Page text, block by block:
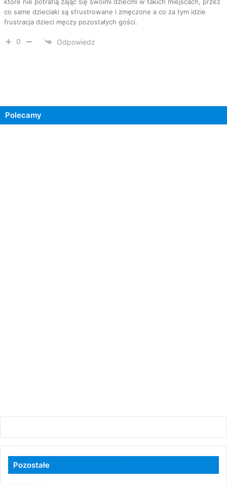
co same dzieciaki są sfrustrowane i zmęczone a co za tym idzie
frustracja dzieci męczy pozostałych gości.
0 Odpowiedz
Polecamy
Pozostałe